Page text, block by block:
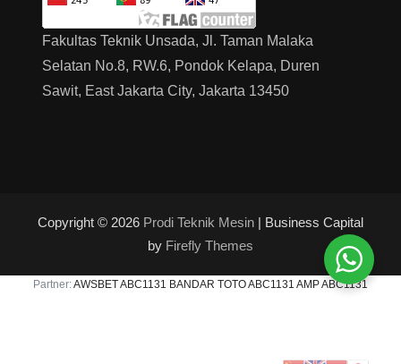
Fakultas Teknik Unsada, Jl. Taman Malaka
Selatan No.8, RW.6, Pondok Kelapa, Duren
Sawit, East Jakarta City, Jakarta 13450
Copyright © 2026 Prodi Teknik Mesin| Business Capital
by Firefly Themes
Partner:AWSBETABC1131 BANDAR TOTOABC1131 AMPABC1131